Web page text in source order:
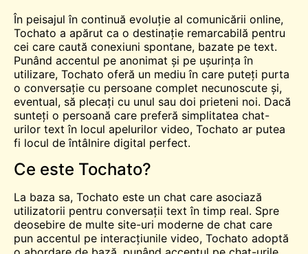
În peisajul în continuă evoluție al comunicării online,
Tochato a apărut ca o destinație remarcabilă pentru
cei care caută conexiuni spontane, bazate pe text.
Punând accentul pe anonimat și pe ușurința în
utilizare, Tochato oferă un mediu în care puteți purta
o conversație cu persoane complet necunoscute și,
eventual, să plecați cu unul sau doi prieteni noi. Dacă
sunteți o persoană care preferă simplitatea chat-
urilor text în locul apelurilor video, Tochato ar putea
fi locul de întâlnire digital perfect.
Ce este Tochato?
La baza sa, Tochato este un chat care asociază
utilizatorii pentru conversații text în timp real. Spre
deosebire de multe site-uri moderne de chat care
pun accentul pe interacțiunile video, Tochato adoptă